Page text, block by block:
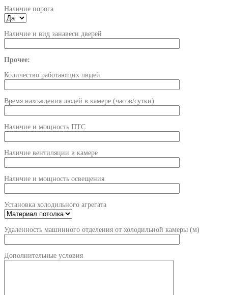
Наличие порога
Наличие и вид занавеси дверей
Прочее:
Количество работающих людей
Время нахождения людей в камере (часов/сутки)
Наличие и мощность ПТС
Наличие вентиляции в камере
Наличие и мощность освещения
Установка холодильного агрегата
Удаленность машинного отделения от холодильной камеры (м)
Дополнительные условия